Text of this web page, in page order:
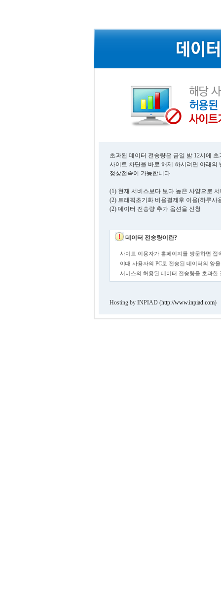
초과된 데이터 전송량은 금일 밤 12시에
사이트 차단을 바로 해제 하시려면 아래의
정상접속이 가능합니다.
(1) 현재 서비스보다 보다 높은 사양으로
(2) 트래픽초기화 비용결제후 이용(하루사
(2) 데이터 전송량 추가 옵션을 신청
데이터 전송량이란?
사이트 이용자가 홈페이지를 방문하면 접
이때 사용자의 PC로 전송된 데이터의 양
서비스의 허용된 데이터 전송량을 초과
Hosting by INPIAD (http://www.inpiad.com)